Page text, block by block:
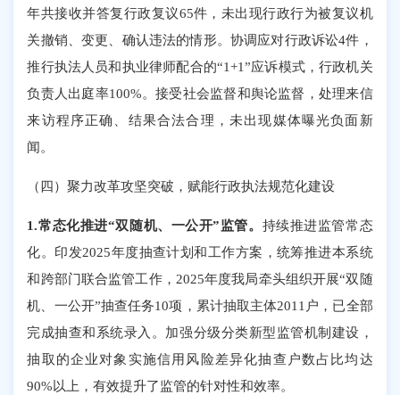
年共接收并答复行政复议65件，未出现行政行为被复议机
关撤销、变更、确认违法的情形。协调应对行政诉讼4件，
推行执法人员和执业律师配合的“1+1”应诉模式，行政机关
负责人出庭率100%。接受社会监督和舆论监督，处理来信
来访程序正确、结果合法合理，未出现媒体曝光负面新
闻。
（四）聚力改革攻坚突破，赋能行政执法规范化建设
1.常态化推进“双随机、一公开”监管。 持续推进监管常态
化。印发2025年度抽查计划和工作方案，统筹推进本系统
和跨部门联合监管工作，2025年度我局牵头组织开展“双随
机、一公开”抽查任务10项，累计抽取主体2011户，已全部
完成抽查和系统录入。加强分级分类新型监管机制建设，
抽取的企业对象实施信用风险差异化抽查户数占比均达
90%以上，有效提升了监管的针对性和效率。